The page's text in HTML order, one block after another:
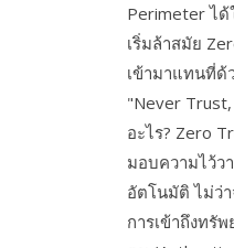
Perimeter ได้
เริ่มล้าสมัย
เข้ามาแทนที่ด้
"Never
อะไร? Zero
มอบความไว้ว
อัตโนมัติ ไม่ว่
การเข้าถึงทรั